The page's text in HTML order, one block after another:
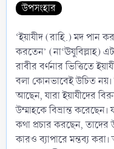
উপসংহার
‘ইয়াযীদ (রাহি.) মদ পান
করতেন’ (না‘ঊযুবিল্লাহ)
রাবীর বর্ণনার ভিত্তিতে
বলা কোনভাবেই উচিত নয়।
আছেন, যারা ইয়াযীদের
উম্মাহকে বিভ্রান্ত
কথা প্রচার করছেন, তাদের
কারও ব্যাপারে মন্তব্য